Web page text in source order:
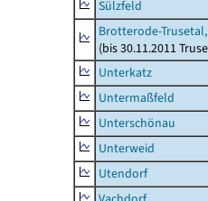
Sülzfeld
Brotterode-
(bis 30.11.2011
Unterkatz
Untermaßfeld
Unterschönau
Unterweid
Utendorf